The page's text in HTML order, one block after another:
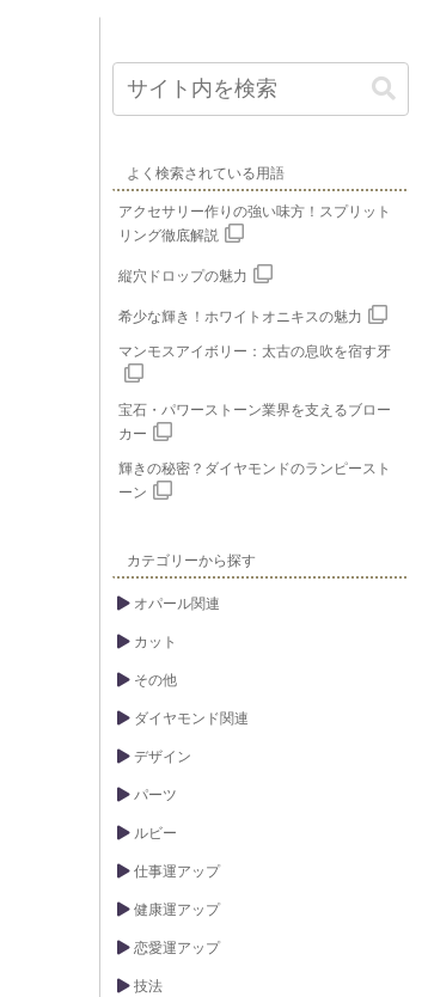
よく検索されている用語
アクセサリー作りの強い味方！スプリット
リング徹底解説
縦穴ドロップの魅力
希少な輝き！ホワイトオニキスの魅力
マンモスアイボリー：太古の息吹を宿す牙
宝石・パワーストーン業界を支えるブロー
カー
輝きの秘密？ダイヤモンドのランピースト
ーン
カテゴリーから探す
オパール関連
カット
その他
ダイヤモンド関連
デザイン
パーツ
ルビー
仕事運アップ
健康運アップ
恋愛運アップ
技法